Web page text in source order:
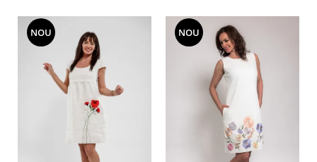
NOU NOU